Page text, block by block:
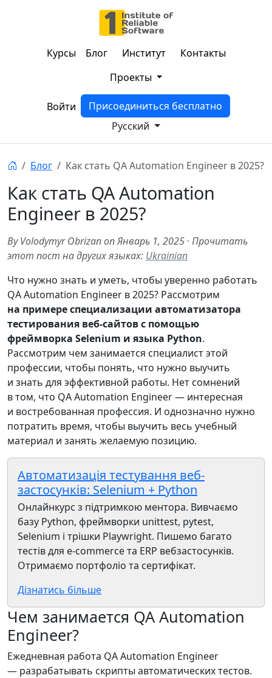
Курсы Блог Институт
Контакты
Проекты
Войти
Присоединиться бесплатно
Русский
Блог Как стать QA Automation Engineer в 2025?
Как стать QA Automation
Engineer в 2025?
By Volodymyr Obrizan on Январь 1, 2025 · Прочитать
этот пост на других языках: Ukrainian
Что нужно знать и уметь, чтобы уверенно работать
QA Automation Engineer в 2025? Рассмотрим
на примере специализации автоматизатора
тестирования веб-сайтов с помощью
фреймворка Selenium и языка Python.
Рассмотрим чем занимается специалист этой
профессии, чтобы понять, что нужно выучить
и знать для эффективной работы. Нет сомнений
в том, что QA Automation Engineer — интересная
и востребованная профессия. И однозначно нужно
потратить время, чтобы выучить весь учебный
материал и занять желаемую позицию.
Автоматизація тестування веб-
застосунків: Selenium + Python
Онлайнкурс з підтримкою ментора. Вивчаємо
базу Python, фреймворки unittest, pytest,
Selenium і трішки Playwright. Пишемо багато
тестів для e-commerce та ERP вебзастосунків.
Отримаємо портфоліо та сертифікат.
Дізнатись більше
Чем занимается QA Automation
Engineer?
Ежедневная работа QA Automation Engineer
— разрабатывать скрипты автоматических тестов.